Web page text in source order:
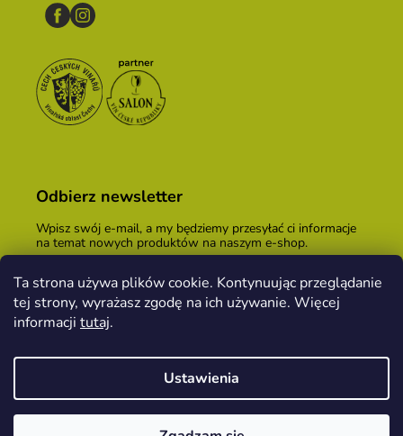
Ta strona używa plików cookie. Kontynuując przeglądanie
tej strony, wyrażasz zgodę na ich używanie. Więcej
informacji tutaj.
Ustawienia
Odbierz newsletter
Wpisz swój e-mail, a my będziemy przesyłać ci informacje
na temat nowych produktów na naszym e-shop.
Podając adres e-mail, zgadzasz się zwarunkami
handlowymi
ZALOGUJ SIĘ
Opracował Shoptet&PekneWeby